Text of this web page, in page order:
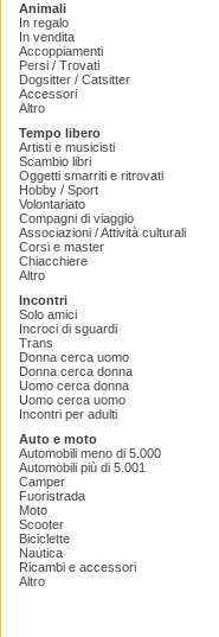
Animali
In regalo
In vendita
Accoppiamenti
Persi / Trovati
Dogsitter / Catsitter
Accessori
Altro
Tempo libero
Artisti e musicisti
Scambio libri
Oggetti smarriti e ritrovati
Hobby / Sport
Volontariato
Compagni di viaggio
Associazioni / Attività culturali
Corsi e master
Chiacchiere
Altro
Incontri
Solo amici
Incroci di sguardi
Trans
Donna cerca uomo
Donna cerca donna
Uomo cerca donna
Uomo cerca uomo
Incontri per adulti
Auto e moto
Automobili meno di 5.000
Automobili più di 5.001
Camper
Fuoristrada
Moto
Scooter
Biciclette
Nautica
Ricambi e accessori
Altro